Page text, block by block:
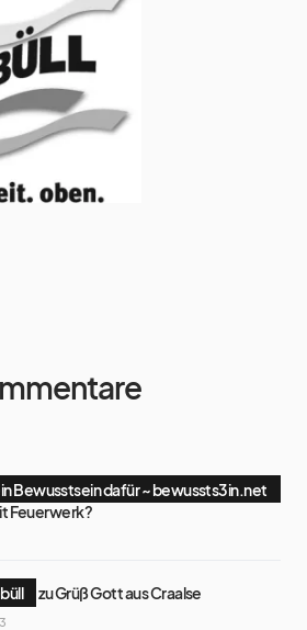
Bewusstsein dafür ~ bewussts3in.net
Feuerwerk?
zuGrüß Gott aus Craalse